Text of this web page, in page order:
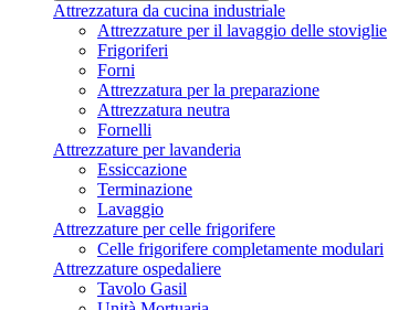
Attrezzatura da cucina industriale
Attrezzature per il lavaggio delle stoviglie
Frigoriferi
Forni
Attrezzatura per la preparazione
Attrezzatura neutra
Fornelli
Attrezzature per lavanderia
Essiccazione
Terminazione
Lavaggio
Attrezzature per celle frigorifere
Celle frigorifere completamente modulari
Attrezzature ospedaliere
Tavolo Gasil